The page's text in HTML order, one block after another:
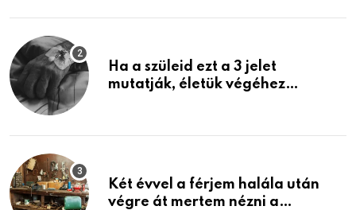
Ha a szüleid ezt a 3 jelet
mutatják, életük végéhez
Két évvel a férjem halála után
végre át mertem nézni a